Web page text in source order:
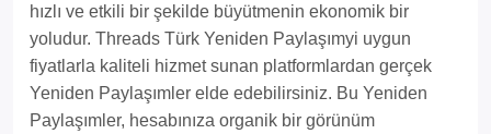
hızlı ve etkili bir şekilde büyütmenin ekonomik bir
yoludur. Threads Türk Yeniden Paylaşımyi uygun
fiyatlarla kaliteli hizmet sunan platformlardan gerçek
Yeniden Paylaşımler elde edebilirsiniz. Bu Yeniden
Paylaşımler, hesabınıza organik bir görünüm